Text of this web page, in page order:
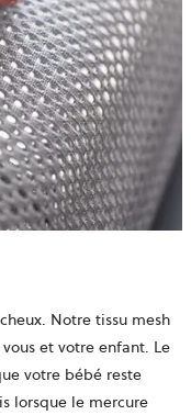
Notre tissu mesh
et votre enfant. Le
votre bébé reste
lorsque le mercure